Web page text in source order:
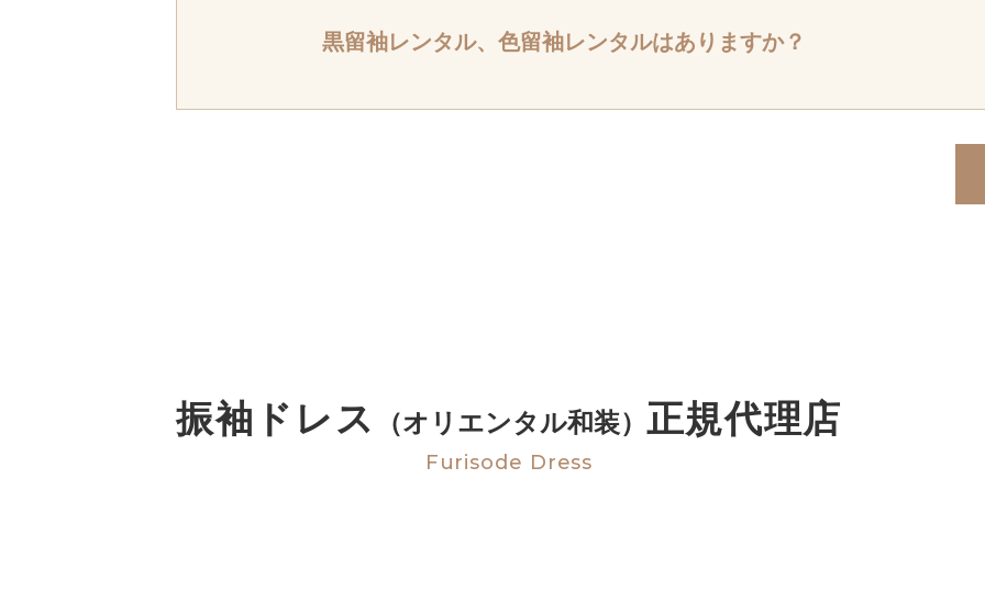
黒留袖レンタル、色留袖レンタルはありますか？
振袖ドレス （オリエンタル和装） 正規代理店
Furisode Dress